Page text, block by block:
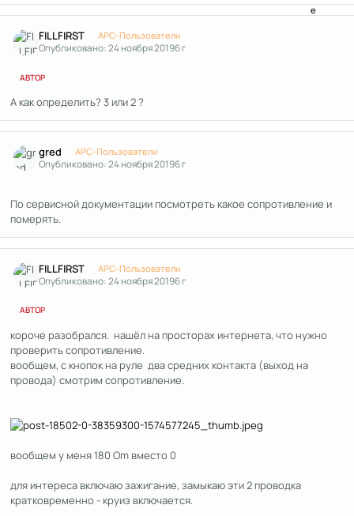
FILLFIRST APC-Пользователи
Опубликовано:24 ноября 20196 г
АВТОР
А как определить? 3 или 2 ?
gred APC-Пользователи
Опубликовано:24 ноября 20196 г
По сервисной документации посмотреть какое сопротивление и
померять.
FILLFIRST APC-Пользователи
Опубликовано:24 ноября 20196 г
АВТОР
короче разобрался. нашёл на просторах интернета, что нужно
проверить сопротивление.
вообщем, с кнопок на руле два средних контакта (выход на
провода) смотрим сопротивление.
вообщем у меня 180 Om вместо 0
для интереса включаю зажигание, замыкаю эти 2 проводка
кратковременно - круиз включается.